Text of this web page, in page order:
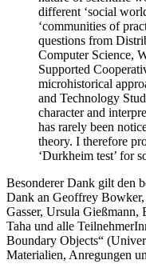
different ‘social
‘communities of
questions from
Computer Science,
Supported
microhistorical
and Technology
character and
has rarely been
theory. I therefore
‘Durkheim test’ for
Besonderer Dank gilt den
Dank an Geoffrey
Gasser, Ursula
Taha und alle
Boundary Objects“
Materialien, Anregungen